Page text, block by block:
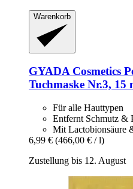
Warenkorb
GYADA Cosmetics
Tuchmaske Nr.3, 15
Für alle Hauttypen
Entfernt Schmutz &
Mit Lactobionsäure
6,99 € (466,00 € / l)
Zustellung bis 12. August